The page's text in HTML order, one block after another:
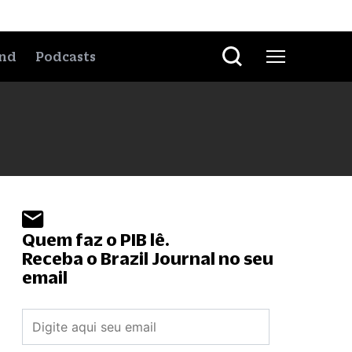
Podcasts
Quem faz o PIB lê.
Receba o Brazil Journal no seu
email